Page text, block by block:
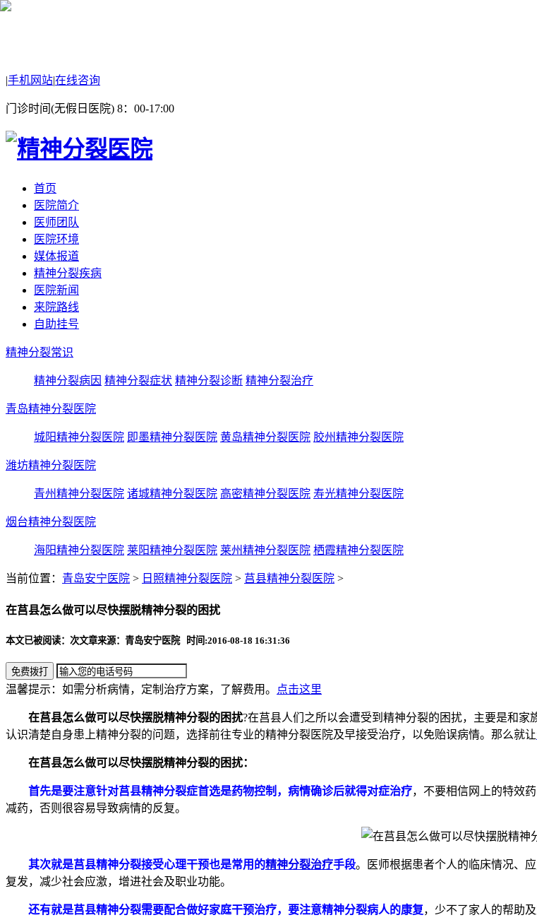
|手机网站|在线咨询
门诊时间(无假日医院) 8：00-17:00
首页
医院简介
医师团队
医院环境
媒体报道
精神分裂疾病
医院新闻
来院路线
自助挂号
精神分裂常识
精神分裂病因 精神分裂症状 精神分裂诊断 精神分裂治疗
青岛精神分裂医院
城阳精神分裂医院 即墨精神分裂医院 黄岛精神分裂医院 胶州精神分裂医院
潍坊精神分裂医院
青州精神分裂医院 诸城精神分裂医院 高密精神分裂医院 寿光精神分裂医院
烟台精神分裂医院
海阳精神分裂医院 莱阳精神分裂医院 莱州精神分裂医院 栖霞精神分裂医院
当前位置： 青岛安宁医院 > 日照精神分裂医院 > 莒县精神分裂医院 >
在莒县怎么做可以尽快摆脱精神分裂的困扰
本文已被阅读： 次文章来源：青岛安宁医院时间:2016-08-18 16:31:36
温馨提示：如需分析病情，定制治疗方案，了解费用。 点击这里
在莒县怎么做可以尽快摆脱精神分裂的困扰?在莒县人们之所以会遭受到精神分裂的困扰，主要是和
认识清楚自身患上精神分裂的问题，选择前往专业的精神分裂医院及早接受治疗，以免贻误病情。那么就让
在莒县怎么做可以尽快摆脱精神分裂的困扰：
首先是要注意针对莒县精神分裂症首选是药物控制，病情确诊后就得对症治疗，不要相信网上的特效
减药，否则很容易导致病情的反复。
其次就是莒县精神分裂接受心理干预也是常用的精神分裂治疗手段。医师根据患者个人的临床情况、
复发，减少社会应激，增进社会及职业功能。
还有就是莒县精神分裂需要配合做好家庭干预治疗，要注意精神分裂病人的康复 ，少不了家人的帮助